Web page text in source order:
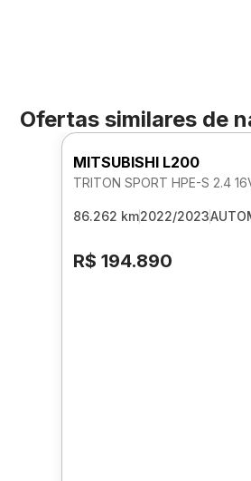
Ofertas similares de
MITSUBISHI L200
86.262 km2022/2023
R$ 194.890